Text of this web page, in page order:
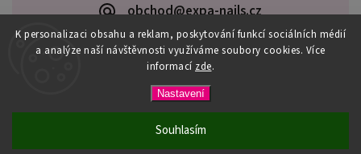
K personalizaci obsahu a reklam, poskytování funkcí sociálních médií
a analýze naší návštěvnosti využíváme soubory cookies. Více
informací zde.
Nastavení
Souhlasím
obchod@expa-nails.cz
Expanails.cz. Všechna práva vyhrazena.
Upravit nastavení cookies
VytvořilShoptet | Design